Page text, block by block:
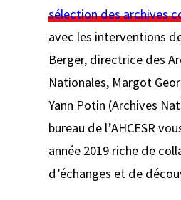
sélection des archives
avec les interventions
Berger, directrice des
Nationales, Margot
Yann Potin (Archives
bureau de l’AHCESR
année 2019 riche de
d’échanges et de